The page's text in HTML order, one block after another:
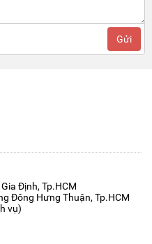
Gửi
Định, Tp.HCM
Đông Hưng Thuận, Tp.HCM
vụ)